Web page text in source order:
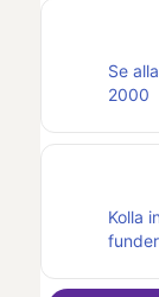
Se
2000
Kolla